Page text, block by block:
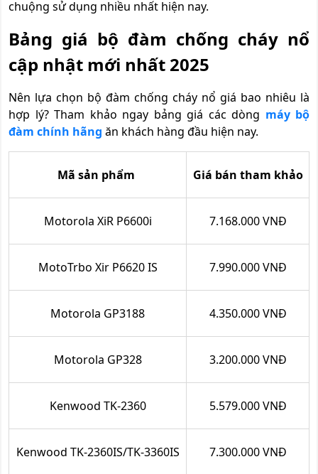
chuộng sử dụng nhiều nhất hiện nay.
Bảng giá bộ đàm chống cháy nổ
cập nhật mới nhất 2025
Nên lựa chọn bộ đàm chống cháy nổ giá bao nhiêu là
hợp lý? Tham khảo ngay bảng giá các dòng máy bộ
đàm chính hãng ăn khách hàng đầu hiện nay.
Mã sản phẩm Giá bán tham khảo
Motorola XiR P6600i 7.168.000 VNĐ
MotoTrbo Xir P6620 IS 7.990.000 VNĐ
Motorola GP3188 4.350.000 VNĐ
Motorola GP328 3.200.000 VNĐ
Kenwood TK-2360 5.579.000 VNĐ
Kenwood TK-2360IS/TK-3360IS 7.300.000 VNĐ